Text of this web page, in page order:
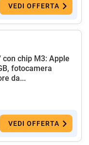
VEDI OFFERTA
chip M3: Apple
fotocamera
da...
VEDI OFFERTA